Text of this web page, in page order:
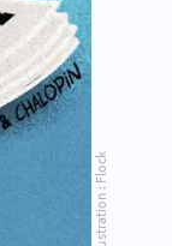
Illustration : Flock